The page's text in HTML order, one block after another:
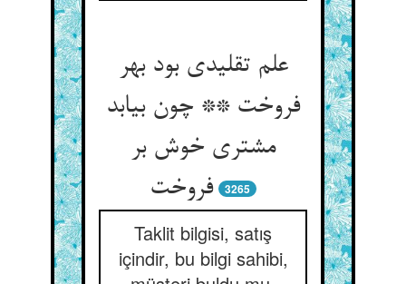
علم تقلیدی بود بهر
فروخت ** چون بیابد
مشتری خوش بر
فروخت‏
3265
Taklit bilgisi, satış
içindir, bu bilgi sahibi,